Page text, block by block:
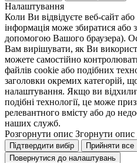
Налаштування
Коли Ви відвідуєте веб-сайт
інформація може збиратися або
допомогою Вашого браузера).
Вам вирішувати, як Ви
можете самостійно
файлів cookie або подібних
заголовки окремих категорій,
налаштування. Якщо ви
подібні технології, це може
релевантного вмісту або до
наших служб.
Розгорнути опис Згорнути опис
Підтвердити вибір
Прийняти все
Повернутися до налаштувань